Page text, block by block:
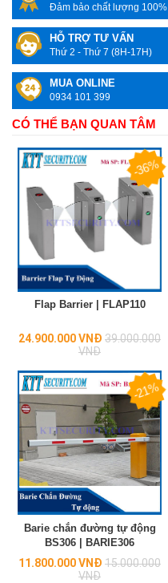
Đảm bảo chất lượng 100%
HỖ TRỢ TƯ VẤN
Thứ 2 - Thứ 7 (8H-17H)
MUA ONLINE
0934 101 399
CÓ THỂ BẠN QUAN TÂM
-36%
Flap Barrier | FLAP110
24.900.000 VNĐ Regular
39.000.000
VNĐ
-21%
Barie chắn đường tự động
BS306 | BARIE306
11.800.000 VNĐ Regular
15.000.000
VNĐ